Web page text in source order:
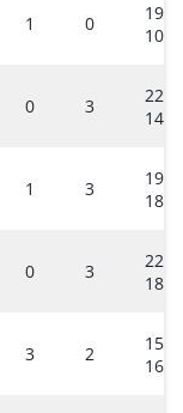
1 0
19-
10
0 3
22-
14
1 3
19-
18
0 3
22-
18
3 2
15-
16